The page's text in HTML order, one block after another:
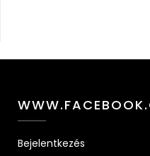
Bejelentkezés